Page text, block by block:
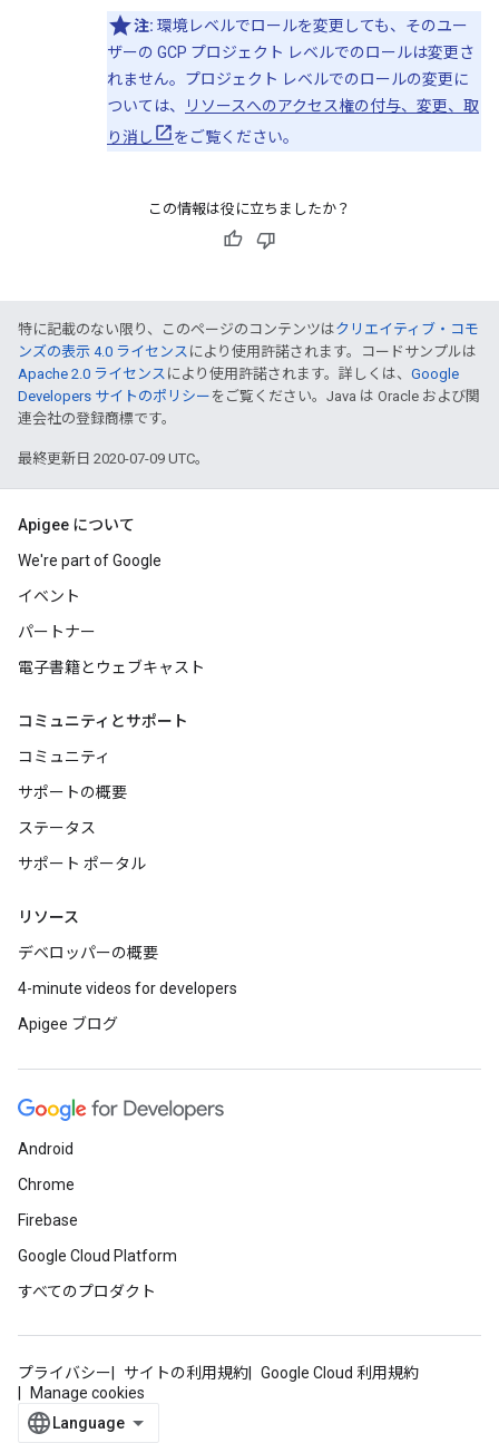
注: 環境レベルでロールを変更しても、そのユー
ザーの GCP プロジェクト レベルでのロールは変更さ
れません。プロジェクト レベルでのロールの変更に
ついては、
リソースへのアクセス権の付与、変更、取
り消し
をご覧ください。
この情報は役に立ちましたか？
特に記載のない限り、このページのコンテンツはクリエイティブ・コモ
ンズの表示 4.0 ライセンス により使用許諾されます。コードサンプルは
Apache 2.0 ライセンス により使用許諾されます。詳しくは、 Google
Developers サイトのポリシー をご覧ください。Java は Oracle および関
連会社の登録商標です。
最終更新日 2020-07-09 UTC。
Apigee について
We're part of Google
イベント
パートナー
電子書籍とウェブキャスト
コミュニティとサポート
コミュニティ
サポートの概要
ステータス
サポート ポータル
リソース
デベロッパーの概要
4-minute videos for developers
Apigee ブログ
Android
Chrome
Firebase
Google Cloud Platform
すべてのプロダクト
プライバシー サイトの利用規約
Google Cloud 利用規約
Manage cookies